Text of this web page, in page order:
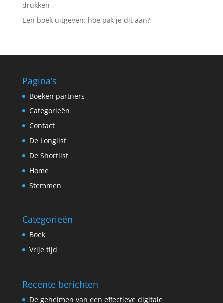
drukken
Een boek uitgeven: hoe pak je dit aan?
Pagina’s
Boeken partners
Categorieën
Contact
De Longlist
De Shortlist
Home
Stemmen
Categorieën
Boek
Vrije tijd
Recente berichten
De geheimen van een effectieve digitale